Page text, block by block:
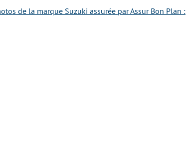
de la marque Suzuki assurée par Assur Bon Plan :